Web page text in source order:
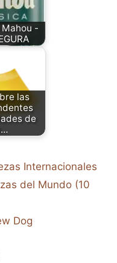
-
las
de
Internacionales
del Mundo (10
Dog